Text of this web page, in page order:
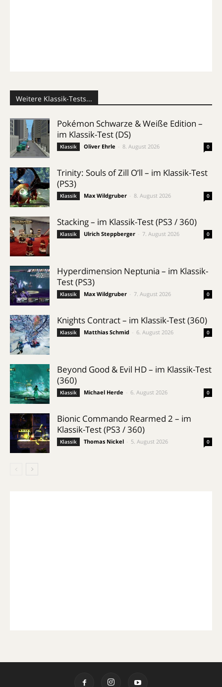
Weitere Klassik-Tests...
Pokémon Schwarze & Weiße Edition –
im Klassik-Test (DS)
Klassik Oliver Ehrle 8. August 2026 0
Trinity: Souls of Zill O’ll – im Klassik-Test
(PS3)
Klassik Max Wildgruber 8. August 2026 0
Stacking – im Klassik-Test (PS3 / 360)
Klassik Ulrich Steppberger 7. August 2026 0
Hyperdimension Neptunia – im Klassik-
Test (PS3)
Klassik Max Wildgruber 7. August 2026 0
Knights Contract – im Klassik-Test (360)
Klassik Matthias Schmid 6. August 2026 0
Beyond Good & Evil HD – im Klassik-Test
(360)
Klassik Michael Herde 6. August 2026 0
Bionic Commando Rearmed 2 – im
Klassik-Test (PS3 / 360)
Klassik Thomas Nickel 5. August 2026 0